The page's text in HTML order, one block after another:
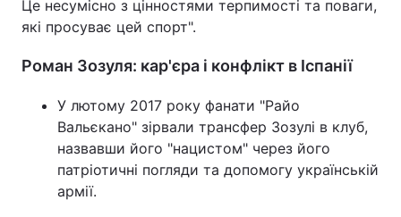
Це несумісно з цінностями терпимості та поваги,
які просуває цей спорт".
Роман Зозуля: кар'єра і конфлікт в Іспанії
У лютому 2017 року фанати "Райо
Вальєкано" зірвали трансфер Зозулі в клуб,
назвавши його "нацистом" через його
патріотичні погляди та допомогу українській
армії.